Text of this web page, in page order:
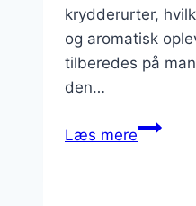
krydderurter,
og aromatisk
tilberedes på
den…
Læs mere